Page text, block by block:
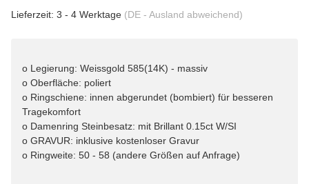
Lieferzeit: 3 - 4 Werktage (DE - Ausland abweichend)
o Legierung: Weissgold 585(14K) - massiv
o Oberfläche: poliert
o Ringschiene: innen abgerundet (bombiert) für besseren
Tragekomfort
o Damenring Steinbesatz: mit Brillant 0.15ct W/SI
o GRAVUR: inklusive kostenloser Gravur
o Ringweite: 50 - 58 (andere Größen auf Anfrage)